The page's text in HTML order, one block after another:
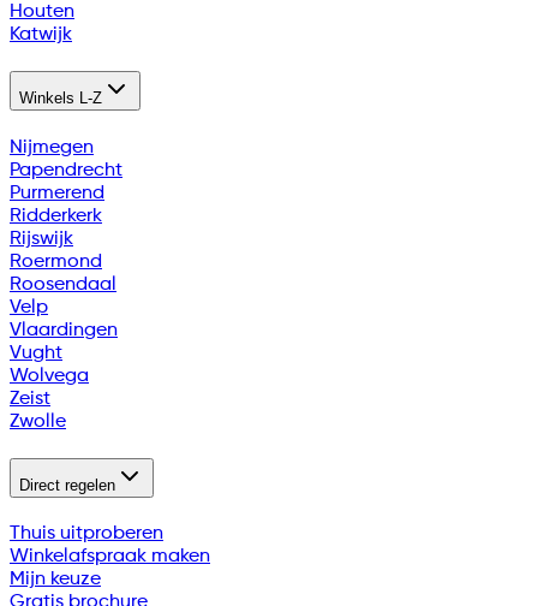
Houten
Katwijk
Winkels L-Z
Nijmegen
Papendrecht
Purmerend
Ridderkerk
Rijswijk
Roermond
Roosendaal
Velp
Vlaardingen
Vught
Wolvega
Zeist
Zwolle
Direct regelen
Thuis uitproberen
Winkelafspraak maken
Mijn keuze